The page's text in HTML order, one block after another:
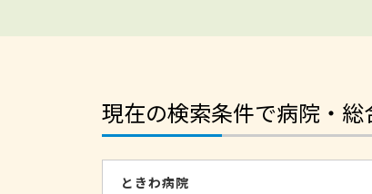
現在の検索条件で病院・
ときわ病院